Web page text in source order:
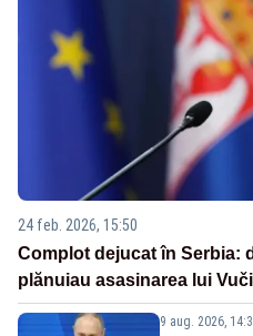
24 feb. 2026, 15:50
Complot dejucat în Serbia:
plănuiau asasinarea lui
9 aug. 2026,